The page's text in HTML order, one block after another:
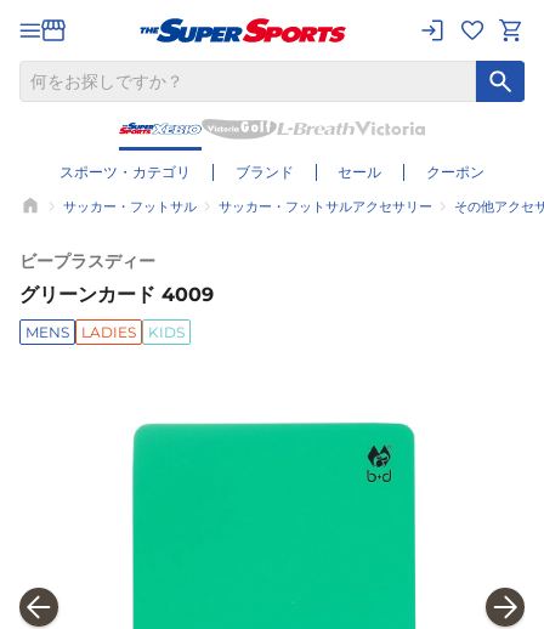
スポーツ・カテゴリ ブランド セール クーポン
サッカー・フットサル サッカー・フットサルアクセサリー その他アクセ
ビープラスディー
グリーンカード 4009
MENS LADIES KIDS